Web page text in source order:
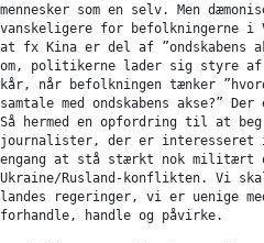
mennesker som en selv. Men
vanskeligere for befolkningerne
at fx Kina er del af ”ondskabens
om, politikerne lader sig styre af
kår, når befolkningen tænker
samtale med ondskabens akse?”
Så hermed en opfordring til at
journalister, der er interesseret
engang at stå stærkt nok militært
Ukraine/Rusland-konflikten. Vi
landes regeringer, vi er uenige
forhandle, handle og påvirke.